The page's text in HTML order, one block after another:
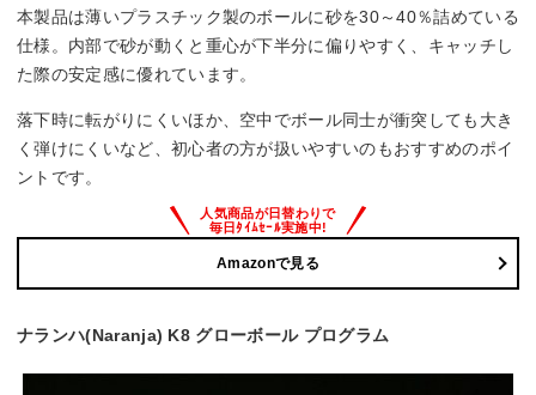
本製品は薄いプラスチック製のボールに砂を30～40％詰めている
仕様。内部で砂が動くと重心が下半分に偏りやすく、キャッチし
た際の安定感に優れています。
落下時に転がりにくいほか、空中でボール同士が衝突しても大き
く弾けにくいなど、初心者の方が扱いやすいのもおすすめのポイ
ントです。
Amazonで見る
ナランハ(Naranja) K8 グローボール プログラム